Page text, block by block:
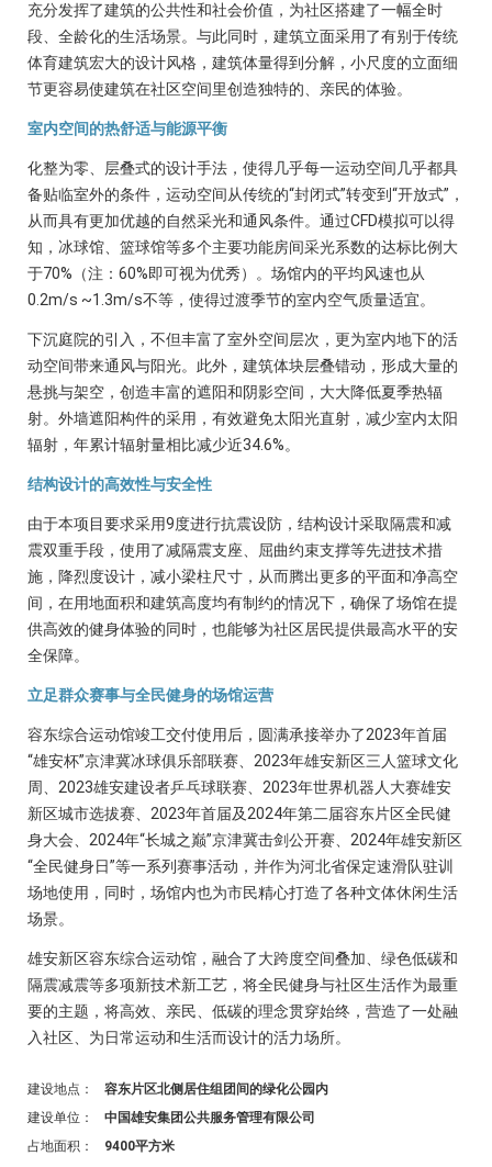
充分发挥了建筑的公共性和社会价值，为社区搭建了一幅全时
段、全龄化的生活场景。与此同时，建筑立面采用了有别于传统
体育建筑宏大的设计风格，建筑体量得到分解，小尺度的立面细
节更容易使建筑在社区空间里创造独特的、亲民的体验。
室内空间的热舒适与能源平衡
化整为零、层叠式的设计手法，使得几乎每一运动空间几乎都具
备贴临室外的条件，运动空间从传统的“封闭式”转变到“开放式”，
从而具有更加优越的自然采光和通风条件。通过CFD模拟可以得
知，冰球馆、篮球馆等多个主要功能房间采光系数的达标比例大
于70%（注：60%即可视为优秀）。场馆内的平均风速也从
0.2m/s ~1.3m/s不等，使得过渡季节的室内空气质量适宜。
下沉庭院的引入，不但丰富了室外空间层次，更为室内地下的活
动空间带来通风与阳光。此外，建筑体块层叠错动，形成大量的
悬挑与架空，创造丰富的遮阳和阴影空间，大大降低夏季热辐
射。外墙遮阳构件的采用，有效避免太阳光直射，减少室内太阳
辐射，年累计辐射量相比减少近34.6%。
结构设计的高效性与安全性
由于本项目要求采用9度进行抗震设防，结构设计采取隔震和减
震双重手段，使用了减隔震支座、屈曲约束支撑等先进技术措
施，降烈度设计，减小梁柱尺寸，从而腾出更多的平面和净高空
间，在用地面积和建筑高度均有制约的情况下，确保了场馆在提
供高效的健身体验的同时，也能够为社区居民提供最高水平的安
全保障。
立足群众赛事与全民健身的场馆运营
容东综合运动馆竣工交付使用后，圆满承接举办了2023年首届
“雄安杯”京津冀冰球俱乐部联赛、2023年雄安新区三人篮球文化
周、2023雄安建设者乒乓球联赛、2023年世界机器人大赛雄安
新区城市选拔赛、2023年首届及2024年第二届容东片区全民健
身大会、2024年“长城之巅”京津冀击剑公开赛、2024年雄安新区
“全民健身日”等一系列赛事活动，并作为河北省保定速滑队驻训
场地使用，同时，场馆内也为市民精心打造了各种文体休闲生活
场景。
雄安新区容东综合运动馆，融合了大跨度空间叠加、绿色低碳和
隔震减震等多项新技术新工艺，将全民健身与社区生活作为最重
要的主题，将高效、亲民、低碳的理念贯穿始终，营造了一处融
入社区、为日常运动和生活而设计的活力场所。
建设地点：
容东片区北侧居住组团间的绿化公园内
建设单位：
中国雄安集团公共服务管理有限公司
占地面积：
9400平方米